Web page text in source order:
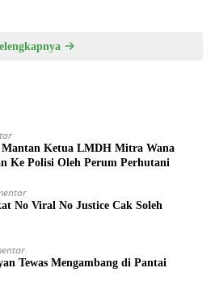
Mantan Ketua LMDH Mitra Wana
Ke Polisi Oleh Perum Perhutani
No Viral No Justice Cak Soleh
Tewas Mengambang di Pantai